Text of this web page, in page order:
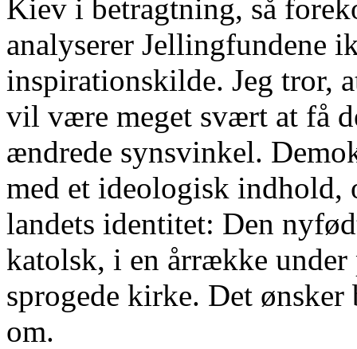
Kiev i betragtning, så
analyserer Jellingfundene
inspirationskilde. Jeg tror,
vil være meget svært at få
ændrede synsvinkel.
med et ideologisk indhold,
landets identitet: Den
katolsk, i en årrække
sprogede kirke. Det
om.